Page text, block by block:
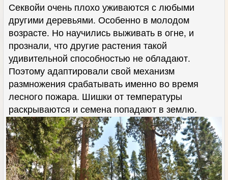
Секвойи очень плохо уживаются с любыми
другими деревьями. Особенно в молодом
возрасте. Но научились выживать в огне, и
прознали, что другие растения такой
удивительной способностью не обладают.
Поэтому адаптировали свой механизм
размножения срабатывать именно во время
лесного пожара. Шишки от температуры
раскрываются и семена попадают в землю.